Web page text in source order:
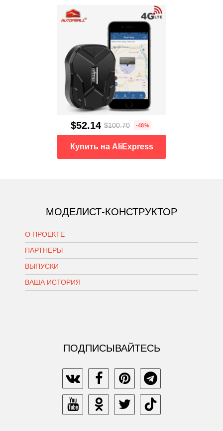
$52.14 $100.70 -48%
Купить на AliExpress
МОДЕЛИСТ-КОНСТРУКТОР
О ПРОЕКТЕ
ПАРТНЕРЫ
ВЫПУСКИ
ВАША ИСТОРИЯ
ПОДПИСЫВАЙТЕСЬ